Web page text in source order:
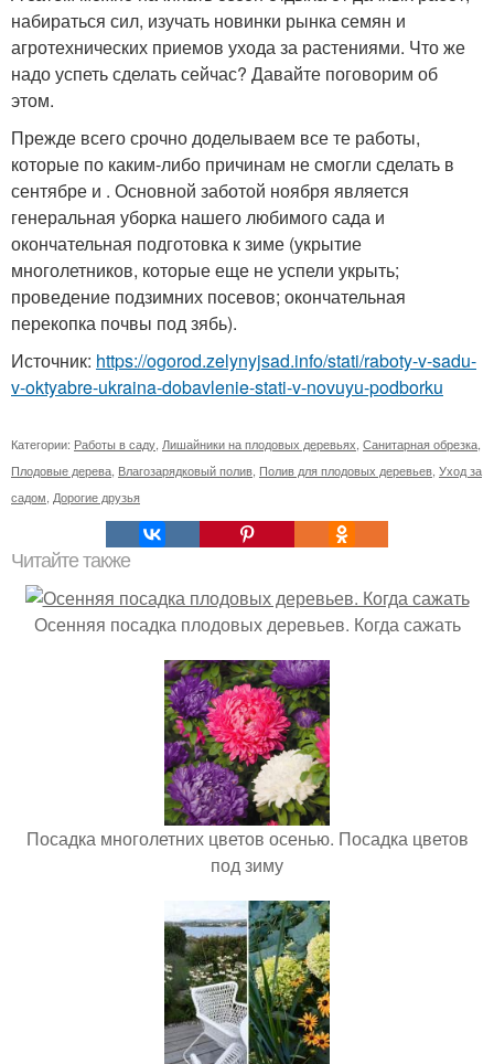
набираться сил, изучать новинки рынка семян и
агротехнических приемов ухода за растениями. Что же
надо успеть сделать сейчас? Давайте поговорим об
этом.
Прежде всего срочно доделываем все те работы,
которые по каким-либо причинам не смогли сделать в
сентябре и . Основной заботой ноября является
генеральная уборка нашего любимого сада и
окончательная подготовка к зиме (укрытие
многолетников, которые еще не успели укрыть;
проведение подзимних посевов; окончательная
перекопка почвы под зябь).
Источник: https://ogorod.zelynyjsad.info/stati/raboty-v-sadu-
v-oktyabre-ukraina-dobavlenie-stati-v-novuyu-podborku
Категории: Работы в саду Лишайники на плодовых деревьях Санитарная обрезка
Плодовые дерева Влагозарядковый полив Полив для плодовых деревьев Уход за
садом Дорогие друзья
Читайте также
Осенняя посадка плодовых деревьев. Когда сажать
Посадка многолетних цветов осенью. Посадка цветов
под зиму